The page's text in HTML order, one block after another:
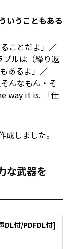
いうこともある
ことだよ」／
ルは（繰り返
あるよ」／
んなもん・そ
way it is. 「仕
成しました。
な武器を
DL付/PDFDL付]